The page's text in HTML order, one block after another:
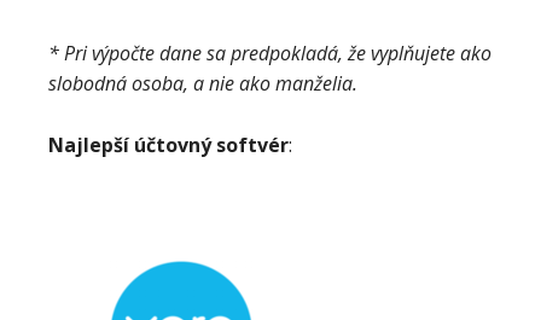
* Pri výpočte dane sa predpokladá, že vyplňujete ako
slobodná osoba, a nie ako manželia.
Najlepší účtovný softvér: